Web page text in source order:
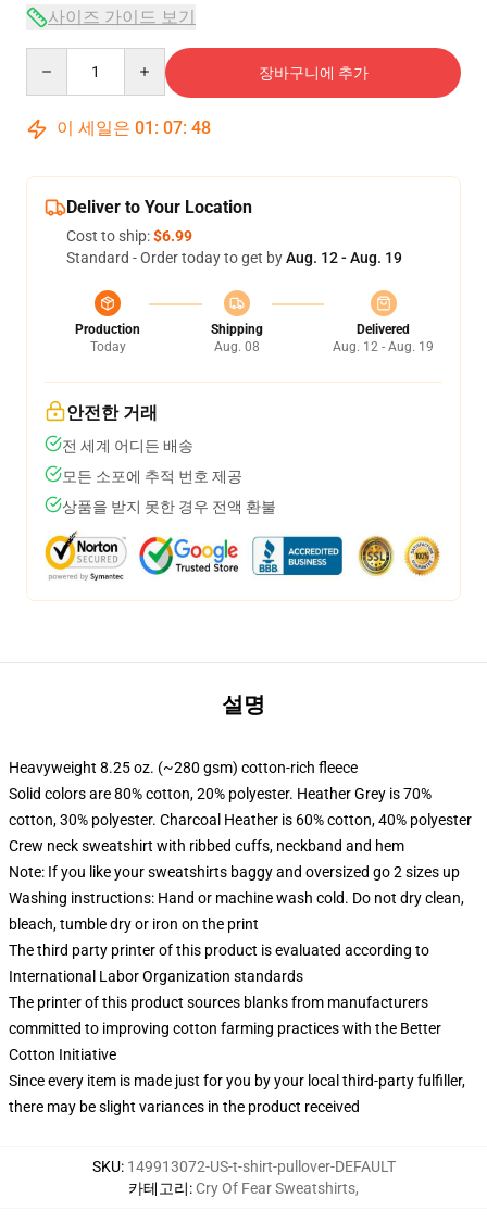
사이즈 가이드 보기
장바구니에 추가
이 세일은 01 : 07: 47
Deliver to Your Location
Cost to ship:$6.99
Standard - Order today to get byAug. 12 - Aug. 19
Production
Today
Shipping
Aug. 08
Delivered
Aug. 12 - Aug. 19
안전한 거래
전 세계 어디든 배송
모든 소포에 추적 번호 제공
상품을 받지 못한 경우 전액 환불
설명
Heavyweight 8.25 oz. (~280 gsm) cotton-rich fleece
Solid colors are 80% cotton, 20% polyester. Heather Grey is 70%
cotton, 30% polyester. Charcoal Heather is 60% cotton, 40% polyester
Crew neck sweatshirt with ribbed cuffs, neckband and hem
Note: If you like your sweatshirts baggy and oversized go 2 sizes up
Washing instructions: Hand or machine wash cold. Do not dry clean,
bleach, tumble dry or iron on the print
The third party printer of this product is evaluated according to
International Labor Organization standards
The printer of this product sources blanks from manufacturers
committed to improving cotton farming practices with the Better
Cotton Initiative
Since every item is made just for you by your local third-party fulfiller,
there may be slight variances in the product received
SKU: 149913072-US-t-shirt-pullover-DEFAULT
카테고리: Cry Of Fear Sweatshirts,